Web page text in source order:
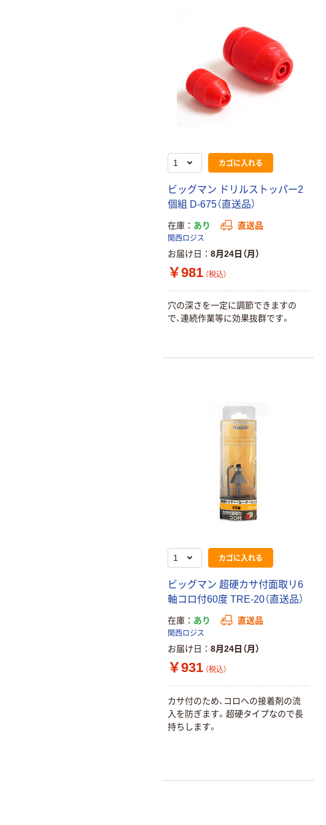
カゴに入れる
ビッグマン ドリルストッパー2
個組 D-675（直送品）
在庫 あり 直送品
関西ロジス
お届け日 8月24日（月）
￥981 （税込）
穴の深さを一定に調節できますの
で、連続作業等に効果抜群です。
カゴに入れる
ビッグマン 超硬カサ付面取リ6
軸コロ付60度 TRE-20（直送品）
在庫 あり 直送品
関西ロジス
お届け日 8月24日（月）
￥931 （税込）
カサ付のため、コロへの接着剤の流
入を防ぎます。超硬タイプなので長
持ちします。